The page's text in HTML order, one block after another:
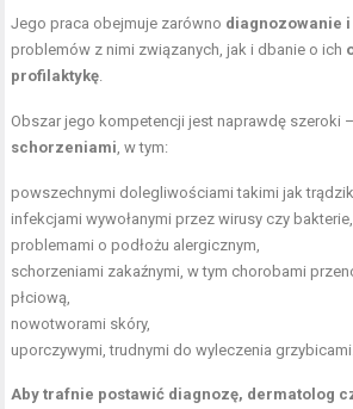
Jego praca obejmuje zarówno diagnozowanie
problemów z nimi związanych, jak i dbanie o ich
profilaktykę.
Obszar jego kompetencji jest naprawdę szeroki –
schorzeniami, w tym:
powszechnymi dolegliwościami takimi jak
infekcjami wywołanymi przez wirusy czy bakterie,
problemami o podłożu alergicznym,
schorzeniami zakaźnymi, w tym chorobami
płciową,
nowotworami skóry,
uporczywymi, trudnymi do wyleczenia
Aby trafnie postawić diagnozę, dermatolog